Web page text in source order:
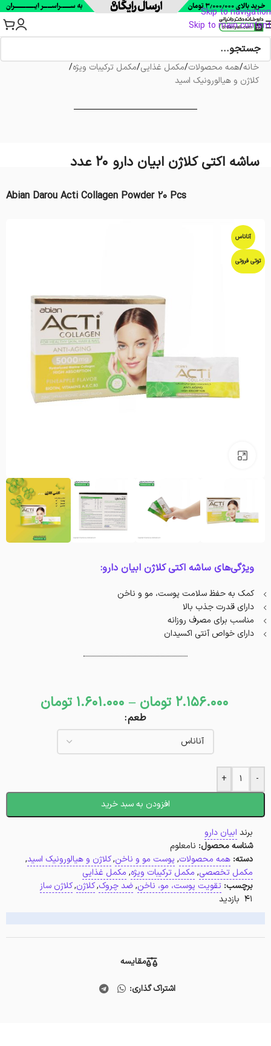
Skip to navigation
Skip to main content
خانه/همه محصولات/مکمل غذایی/مکمل ترکیبات ویژه/
کلاژن و هیالورونیک اسید
ساشه اکتی کلاژن ابیان دارو 20 عدد
Abian Darou Acti Collagen Powder 20 Pcs
آناناس
توتی فروتی
ویژگی‌های ساشه اکتی کلاژن ابیان دارو:
کمک به حفظ سلامت پوست، مو و ناخن
دارای قدرت جذب بالا
مناسب برای مصرف روزانه
دارای خواص آنتی اکسیدان
2.156.000 تومان –
1.601.000 تومان
طعم
-
+
افزودن به سبد خرید
برند ابیان دارو
شناسه محصول: نامعلوم
دسته: همه محصولات, پوست مو و ناخن,کلاژن و هیالورونیک اسید,
مکمل تخصصی, مکمل ترکیبات ویژه, مکمل غذایی
برچسب: تقویت پوست، مو، ناخن,ضد چروک,کلاژن,کلاژن ساز
41 بازدید
مقایسه
اشتراک گذاری: